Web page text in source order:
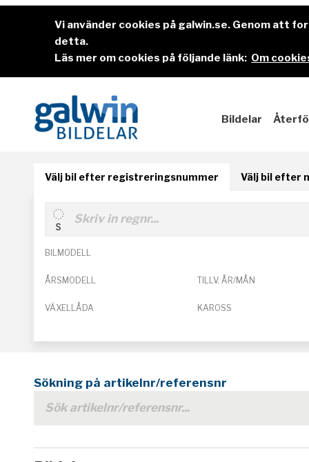
Vi använder cookies på galwin.se. Genom att
detta.
Läs mer om cookies på följande länk: Om
Bildelar
Välj bil efter registreringsnummer Välj bil efter
BILMODELL
ÅRSMODELL TILLV. ÅR/MÅN
VÄXELLÅDA KAROSS
Sökning på artikelnr/referensnr